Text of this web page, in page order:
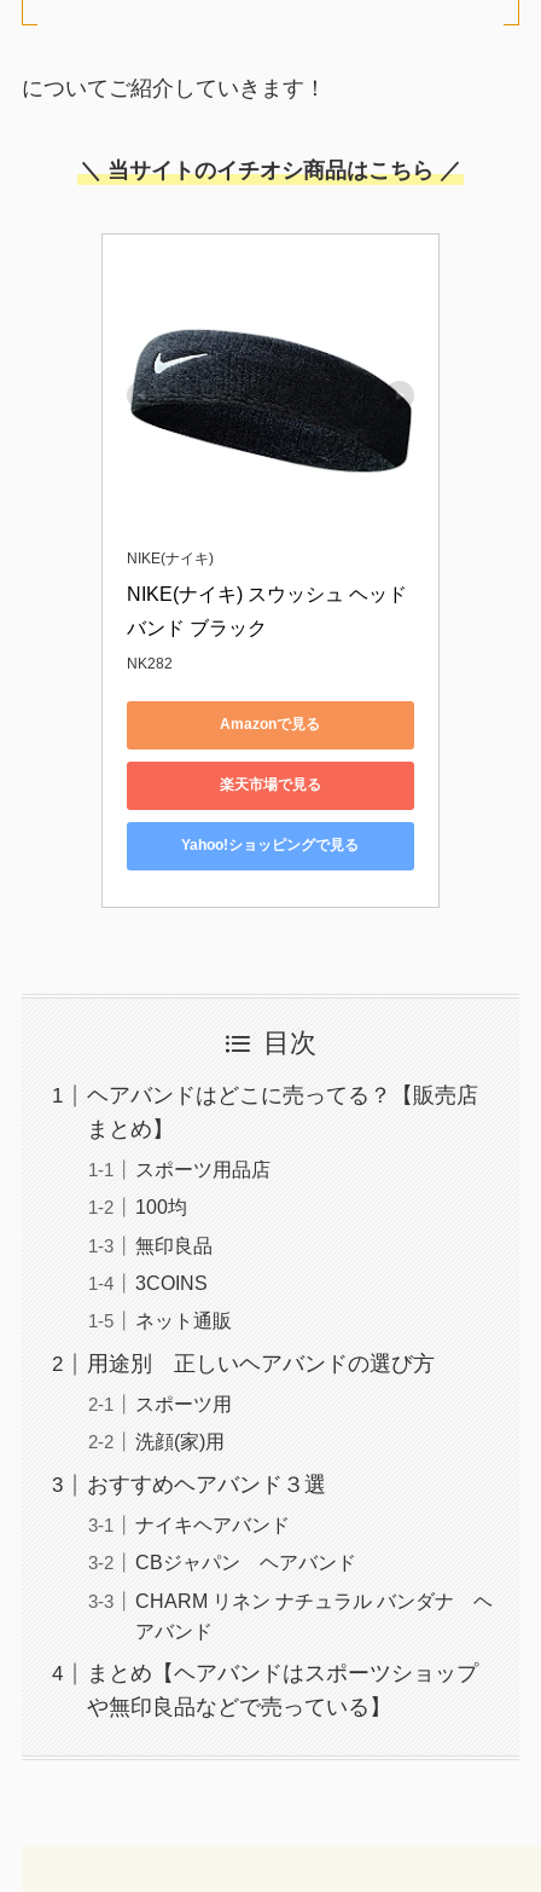
についてご紹介していきます！
＼ 当サイトのイチオシ商品はこちら ／
NIKE(ナイキ)
NIKE(ナイキ) スウッシュ ヘッド
バンド ブラック
NK282
Amazonで見る
楽天市場で見る
Yahoo!ショッピングで見る
目次
ヘアバンドはどこに売ってる？【販売店
まとめ】
スポーツ用品店
100均
無印良品
3COINS
ネット通販
用途別 正しいヘアバンドの選び方
スポーツ用
洗顔(家)用
おすすめヘアバンド３選
ナイキヘアバンド
CBジャパン ヘアバンド
CHARM リネン ナチュラル バンダナ ヘ
アバンド
まとめ【ヘアバンドはスポーツショップ
や無印良品などで売っている】